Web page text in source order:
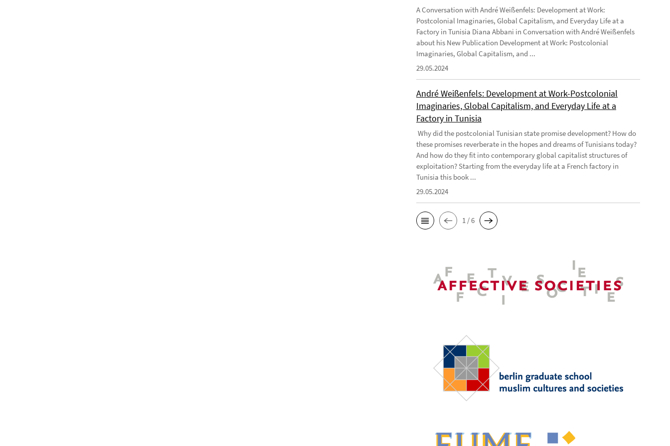
A Conversation with André Weißenfels: Development at Work:
Postcolonial Imaginaries, Global Capitalism, and Everyday Life at a
Factory in Tunisia Diana Abbani in Conversation with André Weißenfels
about his New Publication Development at Work: Postcolonial
Imaginaries, Global Capitalism, and ...
29.05.2024
André Weißenfels: Development at Work-Postcolonial
Imaginaries, Global Capitalism, and Everyday Life at a
Factory in Tunisia
Why did the postcolonial Tunisian state promise development? How do
these promises reverberate in the hopes and dreams of Tunisians today?
And how do they fit into contemporary global capitalist structures of
exploitation? Starting from the everyday life at a French factory in
Tunisia this book ...
29.05.2024
1 / 6